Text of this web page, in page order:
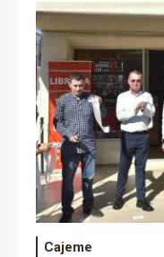
Cajeme